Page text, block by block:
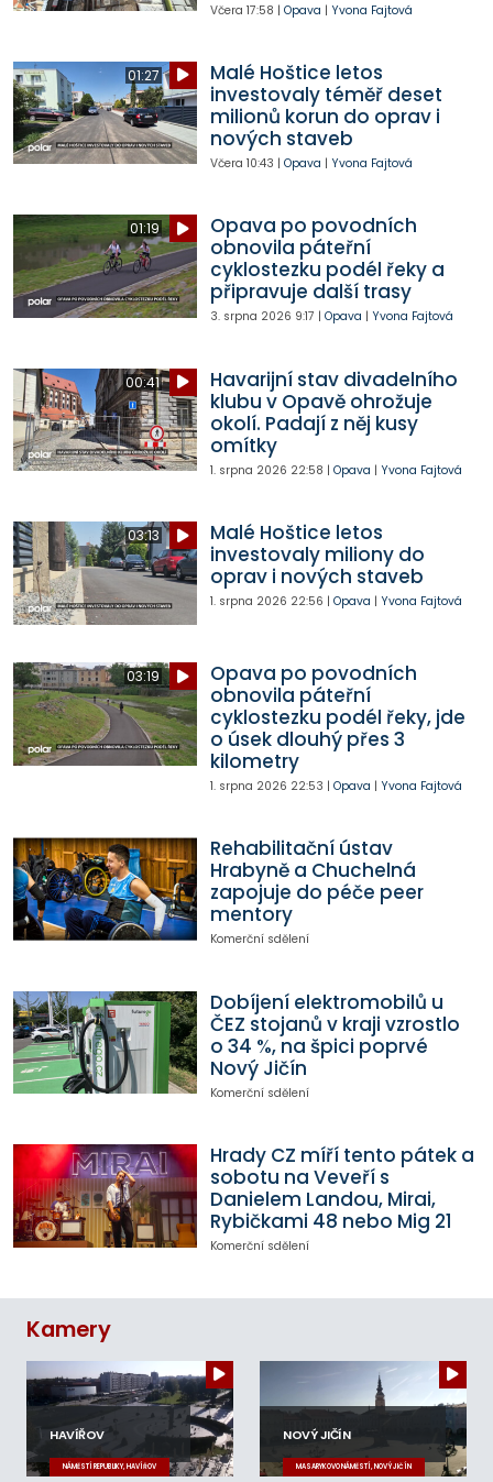
Včera 17:58 | Opava | Yvona Fajtová
01:27
Malé Hoštice letos
investovaly téměř deset
milionů korun do oprav i
nových staveb
Včera 10:43 | Opava | Yvona Fajtová
01:19
Opava po povodních
obnovila páteřní
cyklostezku podél řeky a
připravuje další trasy
3. srpna 2026 9:17 | Opava | Yvona Fajtová
00:41
Havarijní stav divadelního
klubu v Opavě ohrožuje
okolí. Padají z něj kusy
omítky
1. srpna 2026 22:58 | Opava | Yvona Fajtová
03:13
Malé Hoštice letos
investovaly miliony do
oprav i nových staveb
1. srpna 2026 22:56 | Opava | Yvona Fajtová
03:19
Opava po povodních
obnovila páteřní
cyklostezku podél řeky, jde
o úsek dlouhý přes 3
kilometry
1. srpna 2026 22:53 | Opava | Yvona Fajtová
Rehabilitační ústav
Hrabyně a Chuchelná
zapojuje do péče peer
mentory
Komerční sdělení
Dobíjení elektromobilů u
ČEZ stojanů v kraji vzrostlo
o 34 %, na špici poprvé
Nový Jičín
Komerční sdělení
Hrady CZ míří tento pátek a
sobotu na Veveří s
Danielem Landou, Mirai,
Rybičkami 48 nebo Mig 21
Komerční sdělení
Kamery
HAVÍŘOV
NÁMĚSTÍ REPUBLIKY, HAVÍŘOV
NOVÝ JIČÍN
MASARYKOVO NÁMĚSTÍ, NOVÝ JIČÍN